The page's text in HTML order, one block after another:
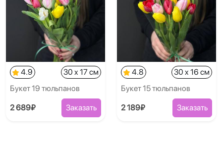
4.9
30 x 17 см
Букет 19 тюльпанов
2 689₽ Заказать
4.8
30 x 16 см
Букет 15 тюльпанов
2 189₽ Заказать